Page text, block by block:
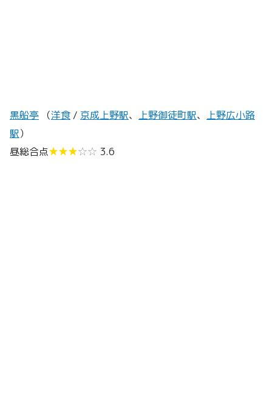
黒船亭 （洋食 / 京成上野駅、 上野御徒町駅、 上野広小路
駅）
昼総合点★★★☆☆ 3.6